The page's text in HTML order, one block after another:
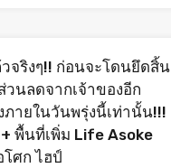
จริงๆ!! ก่อนจะโดนยึดสิ้น
วนลดจากเจ้าของอีก
ายในวันพรุ่งนี้เท่านั้น!!!
พื้นที่เพิ่ม Life Asoke
ศก ไฮป์